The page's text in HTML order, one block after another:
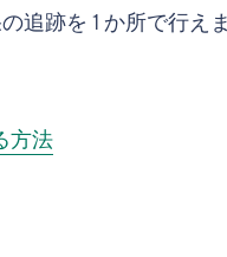
跡を 1 か所で行えま
方法